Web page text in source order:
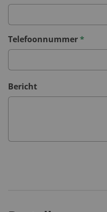
Telefoonnummer*
Bericht